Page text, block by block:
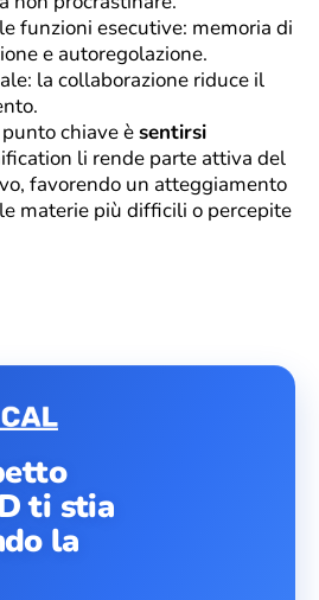
funzioni esecutive: memoria di
e autoregolazione.
la collaborazione riduce il
chiave èsentirsi
li rende parte attiva del
favorendo un atteggiamento
materie più difficili o percepite
ti stia
la